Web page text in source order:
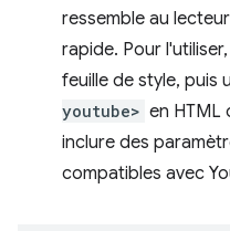
ressemble au
rapide. Pour
feuille de style, puis
youtube> en HTML
inclure des
compatibles avec